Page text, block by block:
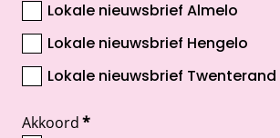
Lokale nieuwsbrief Almelo
Lokale nieuwsbrief Hengelo
Lokale nieuwsbrief Twenterand
Akkoord*